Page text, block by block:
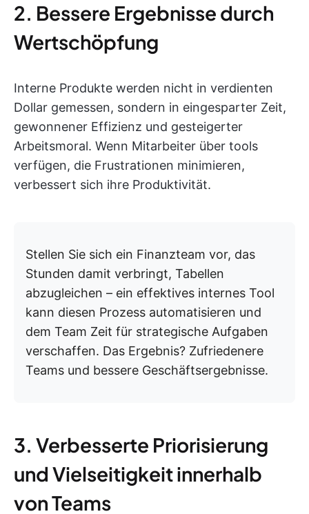
2. Bessere Ergebnisse durch
Wertschöpfung
Interne Produkte werden nicht in verdienten
Dollar gemessen, sondern in eingesparter Zeit,
gewonnener Effizienz und gesteigerter
Arbeitsmoral. Wenn Mitarbeiter über tools
verfügen, die Frustrationen minimieren,
verbessert sich ihre Produktivität.
Stellen Sie sich ein Finanzteam vor, das
Stunden damit verbringt, Tabellen
abzugleichen – ein effektives internes Tool
kann diesen Prozess automatisieren und
dem Team Zeit für strategische Aufgaben
verschaffen. Das Ergebnis? Zufriedenere
Teams und bessere Geschäftsergebnisse.
3. Verbesserte Priorisierung
und Vielseitigkeit innerhalb
von Teams